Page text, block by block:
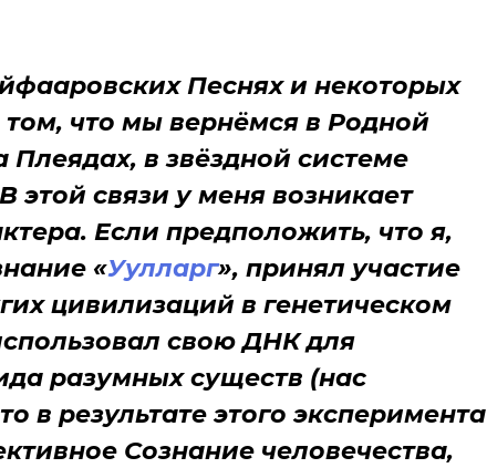
Песнях и некоторых
том, что мы вернёмся в Родной
в звёздной системе
этой связи у меня возникает
Если предположить, что я,
«Уулларг», принял участие
цивилизаций в генетическом
свою ДНК для
разумных существ (нас
в результате этого эксперимента
Сознание человечества,